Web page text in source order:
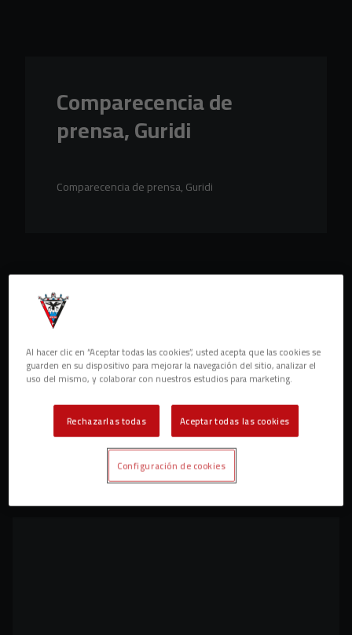
Comparecencia de
prensa, Guridi
Comparecencia de prensa, Guridi
Al hacer clic en “Aceptar todas las cookies”, usted acepta que las cookies se
guarden en su dispositivo para mejorar la navegación del sitio, analizar el
uso del mismo, y colaborar con nuestros estudios para marketing.
Rechazarlas todas Aceptar todas las cookies
Configuración de cookies